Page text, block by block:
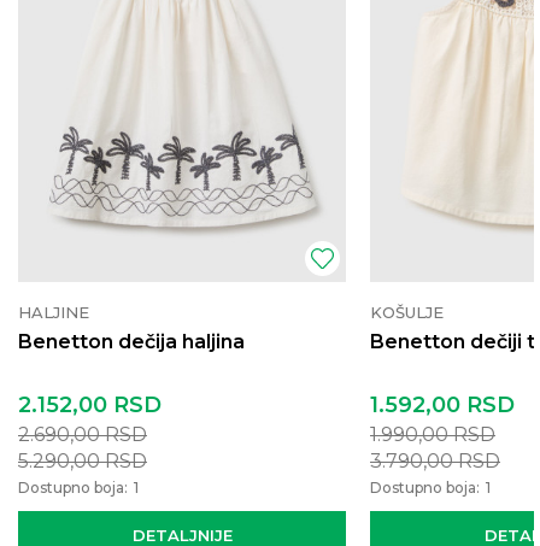
HALJINE
Benetton dečija haljina
DETALJNIJE
2.152,00 RSD
2.690,00RSD
5.290,00RSD
Dostupno boja: 1
KOŠULJE
Benetton dečiji
1.592,00 RSD
1.990,00RSD
3.790,00RSD
Dostupno boja: 1